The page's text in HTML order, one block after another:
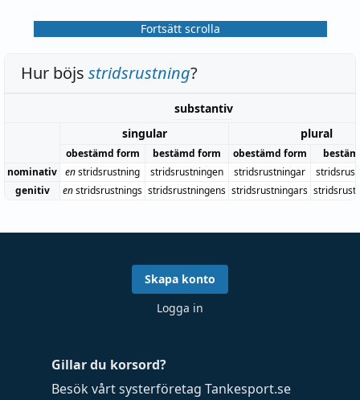
Fortsätt scrolla
Hur böjs stridsrustning?
substantiv
singular
plural
obestämd form bestämd form obestämd form
nominativ enstridsrustning stridsrustningen stridsrustningar
genitiv
enstridsrustnings stridsrustningens stridsrustningars
Gillar du korsord?
Besök vårt systerföretag Tankesport.se
Skapa konto
Logga in